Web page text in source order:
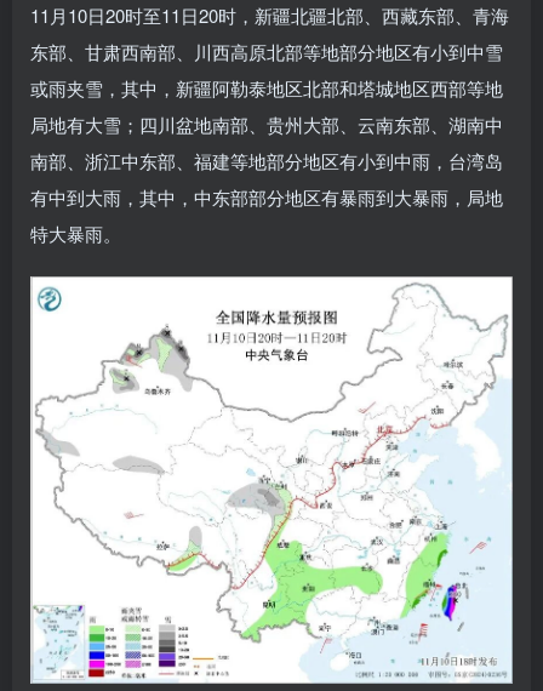
11月10日20时至11日20时，新疆北疆北部、西藏东部、青海
东部、甘肃西南部、川西高原北部等地部分地区有小到中雪
或雨夹雪，其中，新疆阿勒泰地区北部和塔城地区西部等地
局地有大雪；四川盆地南部、贵州大部、云南东部、湖南中
南部、浙江中东部、福建等地部分地区有小到中雨，台湾岛
有中到大雨，其中，中东部部分地区有暴雨到大暴雨，局地
特大暴雨。